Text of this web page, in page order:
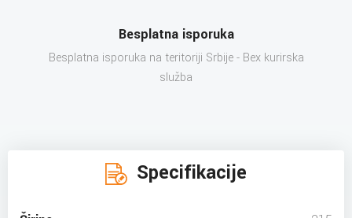
Besplatna isporuka
Besplatna isporuka na teritoriji Srbije - Bex kurirska
služba
Specifikacije